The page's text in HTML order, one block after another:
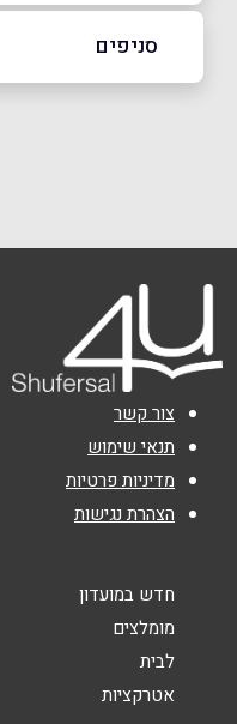
באתר
טלפון
אימייל*
נושא*
אנא חזרו אלי בקשר ל...
סניפים
צור קשר
תנאי שימוש
מדיניות פרטיות
הצהרת נגישות
חדש במועדון
מומלצים
לבית
אטרקציות